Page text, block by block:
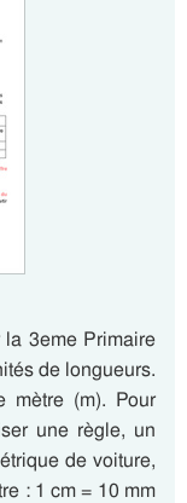
3eme Primaire
de longueurs.
mètre (m). Pour
une règle, un
de voiture,
: 1 cm = 10 mm